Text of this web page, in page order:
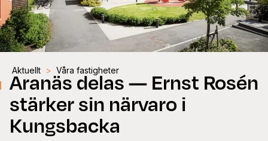
Aktuellt > Våra fastigheter
Aranäs delas — Ernst Rosén
stärker sin närvaro i
Kungsbacka